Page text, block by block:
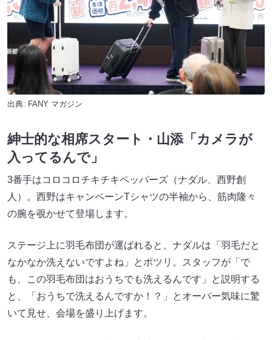
出典: FANY マガジン
紳士的な相席スタート・山添「カメラが
入ってるんで」
3番手はコロコロチキチキペッパーズ（ナダル、西野創
人）。西野はキャンペーンTシャツの半袖から、筋肉隆々
の腕を覗かせて登場します。
ステージ上に羽毛布団が運ばれると、ナダルは「羽毛だと
なかなか洗えないですよね」とポツリ。スタッフが「で
も、この羽毛布団はおうちでも洗えるんです」と説明する
と、「おうちで洗えるんですか！？」とオーバー気味に驚
いて見せ、会場を盛り上げます。